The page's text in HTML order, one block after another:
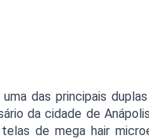
das principais
da cidade de
de mega hair